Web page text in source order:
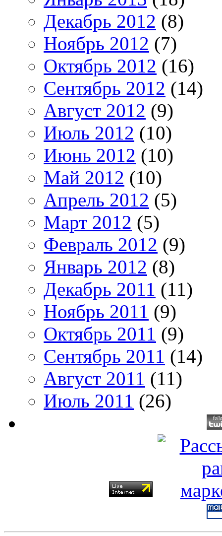
Декабрь 2012 (8)
Ноябрь 2012 (7)
Октябрь 2012 (16)
Сентябрь 2012 (14)
Август 2012 (9)
Июль 2012 (10)
Июнь 2012 (10)
Май 2012 (10)
Апрель 2012 (5)
Март 2012 (5)
Февраль 2012 (9)
Январь 2012 (8)
Декабрь 2011 (11)
Ноябрь 2011 (9)
Октябрь 2011 (9)
Сентябрь 2011 (14)
Август 2011 (11)
Июль 2011 (26)